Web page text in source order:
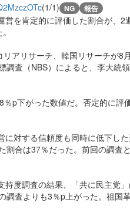
(1/1) NG 報告
を肯定的に評価した割合が、
アリサーチ、韓国リサーチが
調査（NBS）によると、李大統
p下がった数値だ。否定的に評
対する信頼度も同時に低下し
割合は37％だった。前回の調査
度調査の結果、「共に民主党
調査よりも3％p上がった。祖国